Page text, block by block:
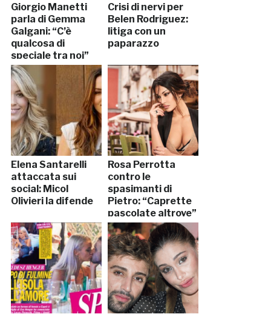
Giorgio Manetti
parla di Gemma
Galgani: “C’è
qualcosa di
speciale tra noi”
Crisi di nervi per
Belen Rodriguez:
litiga con un
paparazzo
Elena Santarelli
attaccata sui
social: Micol
Olivieri la difende
Rosa Perrotta
contro le
spasimanti di
Pietro: “Caprette
pascolate altrove”